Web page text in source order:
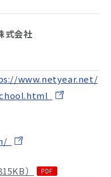
式会社
www.netyear.net/
）